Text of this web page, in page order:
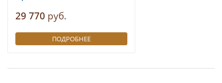
29 770 руб.
ПОДРОБНЕЕ